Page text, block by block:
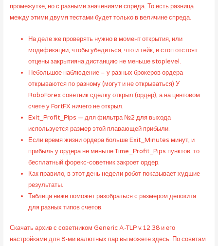
промежутке, но с разными значениями спреда. То есть разница
между этими двумя тестами будет только в величине спреда.
На деле же проверять нужно в момент открытия, или
модификации, чтобы убедиться, что и тейк, и стоп отстоят
отцены закрытияна дистанцию не меньше stoplevel.
Небольшое наблюдение – у разных брокеров ордера
открываются по разному (могут и не открываться) У
RoboForex советник сделку открыл (ордер), а на центовом
счете у FortFX ничего не открыл.
Exit_Profit_Pips — для фильтра №2 для выхода
используется размер этой плавающей прибыли.
Если время жизни ордера больше Exit_Minutes минут, и
прибыль у ордера не меньше Time_Profit_Pips пунктов, то
бесплатный форекс-советник закроет ордер.
Как правило, в этот день недели робот показывает худшие
результаты.
Таблица ниже поможет разобраться с размером депозита
для разных типов счетов.
Скачать архив с советником Generic A-TLP v.12.38 и его
настройками для 8-ми валютных пар вы можете здесь. По советам